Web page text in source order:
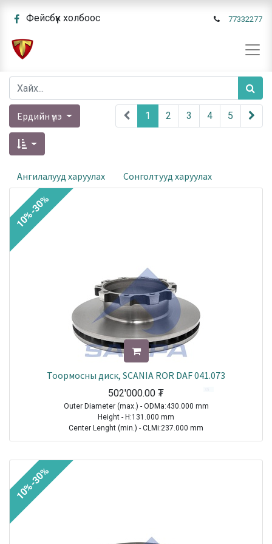
Фейсбүүк холбоос 77332277
Ердийн үнэ 1 2 3 4 5
Ангилалууд харуулах Сонголтууд харуулах
Тоормосны диск, SCANIA ROR DAF 041.073
502'000.00 ₮
Outer Diameter (max.) - ODMa:430.000 mm
Height - H:131.000 mm
Center Lenght (min.) - CLMi:237.000 mm
Thread Size (Min.) - TSMi:M16X1.5
TRAILER|ROR-MERITOR|Other Axle Series|1970-2021
TRUCK|SCANIA|P-, G-, R-, T Series Truck|2003-2021
10%-30%
10%-30%